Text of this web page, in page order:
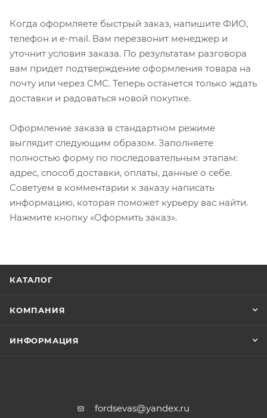
Когда оформляете быстрый заказ, напишите ФИО,
телефон и e-mail. Вам перезвонит менеджер и
уточнит условия заказа. По результатам разговора
вам придет подтверждение оформления товара на
почту или через СМС. Теперь останется только ждать
доставки и радоваться новой покупке.
Оформление заказа в стандартном режиме
выглядит следующим образом. Заполняете
полностью форму по последовательным этапам:
адрес, способ доставки, оплаты, данные о себе.
Советуем в комментарии к заказу написать
информацию, которая поможет курьеру вас найти.
Нажмите кнопку «Оформить заказ».
КАТАЛОГ
КОМПАНИЯ
ИНФОРМАЦИЯ
fordsevas@yandex.ru